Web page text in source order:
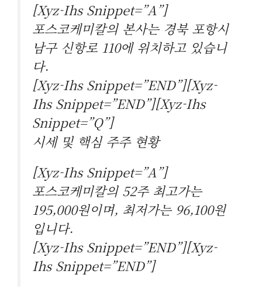
[xyz-Ihs Snippet=”A”]
포스코케미칼의 본사는 경북 포항시
남구 신항로 110에 위치하고 있습니
다.
[xyz-Ihs Snippet=”END”][xyz-
Ihs Snippet=”END”][xyz-Ihs
Snippet=”Q”]
시세 및 핵심 주주 현황
[xyz-Ihs Snippet=”A”]
포스코케미칼의 52주 최고가는
195,000원이며, 최저가는 96,100원
입니다.
[xyz-Ihs Snippet=”END”][xyz-
Ihs Snippet=”END”]